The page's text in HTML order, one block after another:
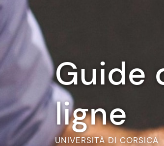
Guide
ligne
UNIVERSITÀ DI CORSICA